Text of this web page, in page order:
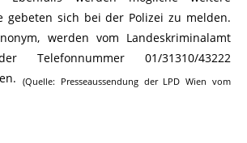
gebeten sich bei der Polizei zu melden.
werden vom Landeskriminalamt
Telefonnummer 01/31310/43222
(Quelle: Presseaussendung der LPD Wien vom